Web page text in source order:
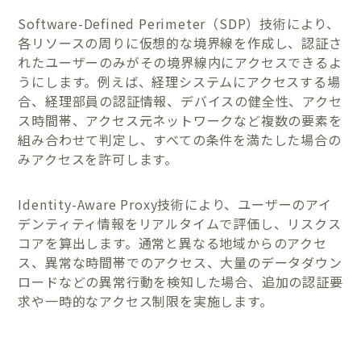
Software-Defined Perimeter（SDP）技術により、
各リソースの周りに仮想的な境界線を作成し、認証さ
れたユーザーのみがその境界線内にアクセスできるよ
うにします。例えば、経理システムにアクセスする場
合、経理部員の認証情報、デバイスの健全性、アクセ
ス時間帯、アクセス元ネットワークなど複数の要素を
組み合わせて判定し、すべての条件を満たした場合の
みアクセスを許可します。
Identity-Aware Proxy技術により、ユーザーのアイ
デンティティ情報をリアルタイムで評価し、リスクス
コアを算出します。通常と異なる地域からのアクセ
ス、異常な時間帯でのアクセス、大量のデータダウン
ロードなどの異常行動を検知した場合、追加の認証要
求や一時的なアクセス制限を実施します。